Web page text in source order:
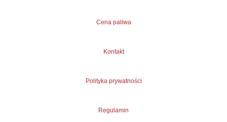
Cena paliwa
Kontakt
Polityka prywatności
Regulamin